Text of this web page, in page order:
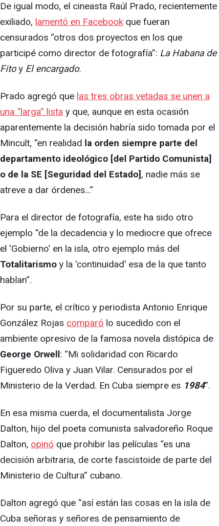
De igual modo, el cineasta Raúl Prado, recientemente
exiliado, lamentó en Facebook que fueran
censurados “otros dos proyectos en los que
participé como director de fotografía”: La Habana de
Fitoy El encargado.
Prado agregó que las tres obras vetadas se unen a
una “larga” lista y que, aunque en esta ocasión
aparentemente la decisión habría sido tomada por el
Mincult, “en realidad la orden siempre parte del
departamento ideológico [del Partido Comunista]
o de la SE [Seguridad del Estado] , nadie más se
atreve a dar órdenes...”
Para el director de fotografía, este ha sido otro
ejemplo “de la decadencia y lo mediocre que ofrece
el 'Gobierno' en la isla, otro ejemplo más del
Totalitarismo y la 'continuidad' esa de la que tanto
hablan”.
Por su parte, el crítico y periodista Antonio Enrique
González Rojas comparó lo sucedido con el
ambiente opresivo de la famosa novela distópica de
George Orwell: “Mi solidaridad con Ricardo
Figueredo Oliva y Juan Vilar. Censurados por el
Ministerio de la Verdad. En Cuba siempre es 1984”.
En esa misma cuerda, el documentalista Jorge
Dalton, hijo del poeta comunista salvadoreño Roque
Dalton, opinó que prohibir las películas “es una
decisión arbitraria, de corte fascistoide de parte del
Ministerio de Cultura” cubano.
Dalton agregó que “así están las cosas en la isla de
Cuba señoras y señores de pensamiento de